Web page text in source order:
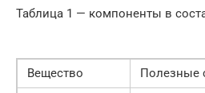
Таблица 1 — компоненты в
Вещество
Полезные